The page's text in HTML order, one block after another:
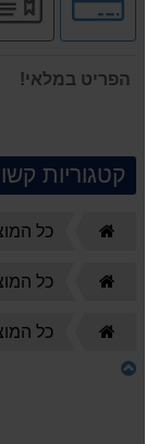
הפריט במלאי!
קטגוריות
כל
כל
כל